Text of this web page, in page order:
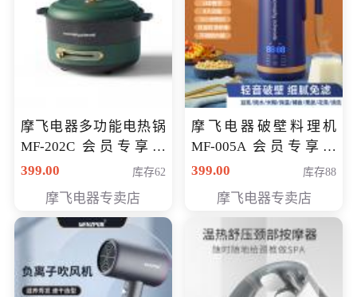
摩飞电器多功能电热锅
MF-202C 会员专享价
269元
399.00 库存62
摩飞电器专卖店
摩飞电器破壁料理机
MF-005A 会员专享价
198元
399.00 库存88
摩飞电器专卖店